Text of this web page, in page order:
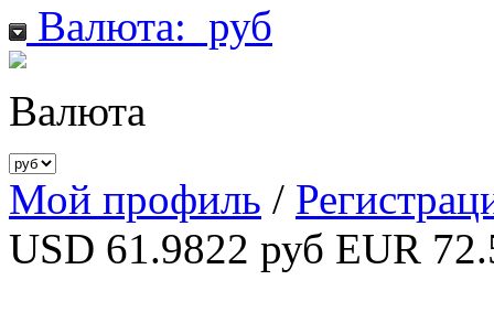
Валюта: руб
Валюта
Мой профиль /
USD 61.9822 руб EUR